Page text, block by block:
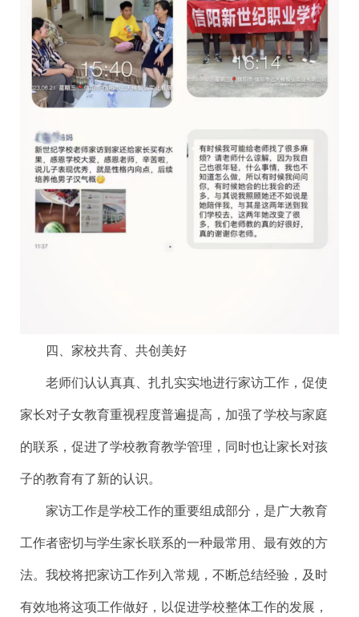
四、家校共育、共创美好
老师们认认真真、扎扎实实地进行家访工作，促使
家长对子女教育重视程度普遍提高，加强了学校与家庭
的联系，促进了学校教育教学管理，同时也让家长对孩
子的教育有了新的认识。
家访工作是学校工作的重要组成部分，是广大教育
工作者密切与学生家长联系的一种最常用、最有效的方
法。我校将把家访工作列入常规，不断总结经验，及时
有效地将这项工作做好，以促进学校整体工作的发展，